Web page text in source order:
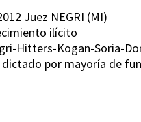
Juez NEGRI (MI)
ilícito
Hitters-Kogan-Soria-
dictado por mayoría de